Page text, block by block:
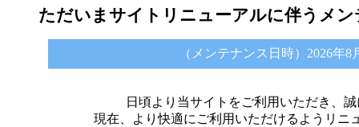
ただいまサイトリニューアルに伴うメ
（メンテナンス日時）2026年8
日頃より当サイトをご利用いただき、
現在、より快適にご利用いただけるようリニ